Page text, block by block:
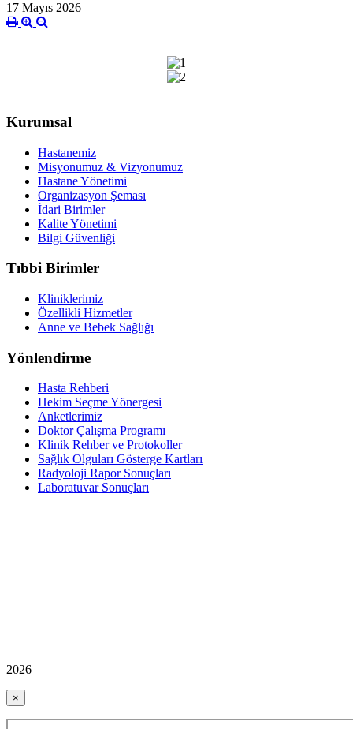
17 Mayıs 2026
Kurumsal
Hastanemiz
Misyonumuz & Vizyonumuz
Hastane Yönetimi
Organizasyon Şeması
İdari Birimler
Kalite Yönetimi
Bilgi Güvenliği
Tıbbi Birimler
Kliniklerimiz
Özellikli Hizmetler
Anne ve Bebek Sağlığı
Yönlendirme
Hasta Rehberi
Hekim Seçme Yönergesi
Anketlerimiz
Doktor Çalışma Programı
Klinik Rehber ve Protokoller
Sağlık Olguları Gösterge Kartları
Radyoloji Rapor Sonuçları
Laboratuvar Sonuçları
2026
×